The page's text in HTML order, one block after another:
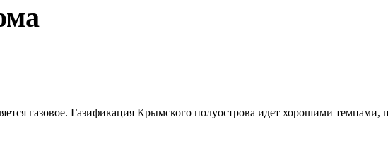
газовое. Газификация Крымского полуострова идет хорошими темпами,